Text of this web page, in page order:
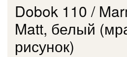
Dobok 110 /
Matt, белый
рисунок)